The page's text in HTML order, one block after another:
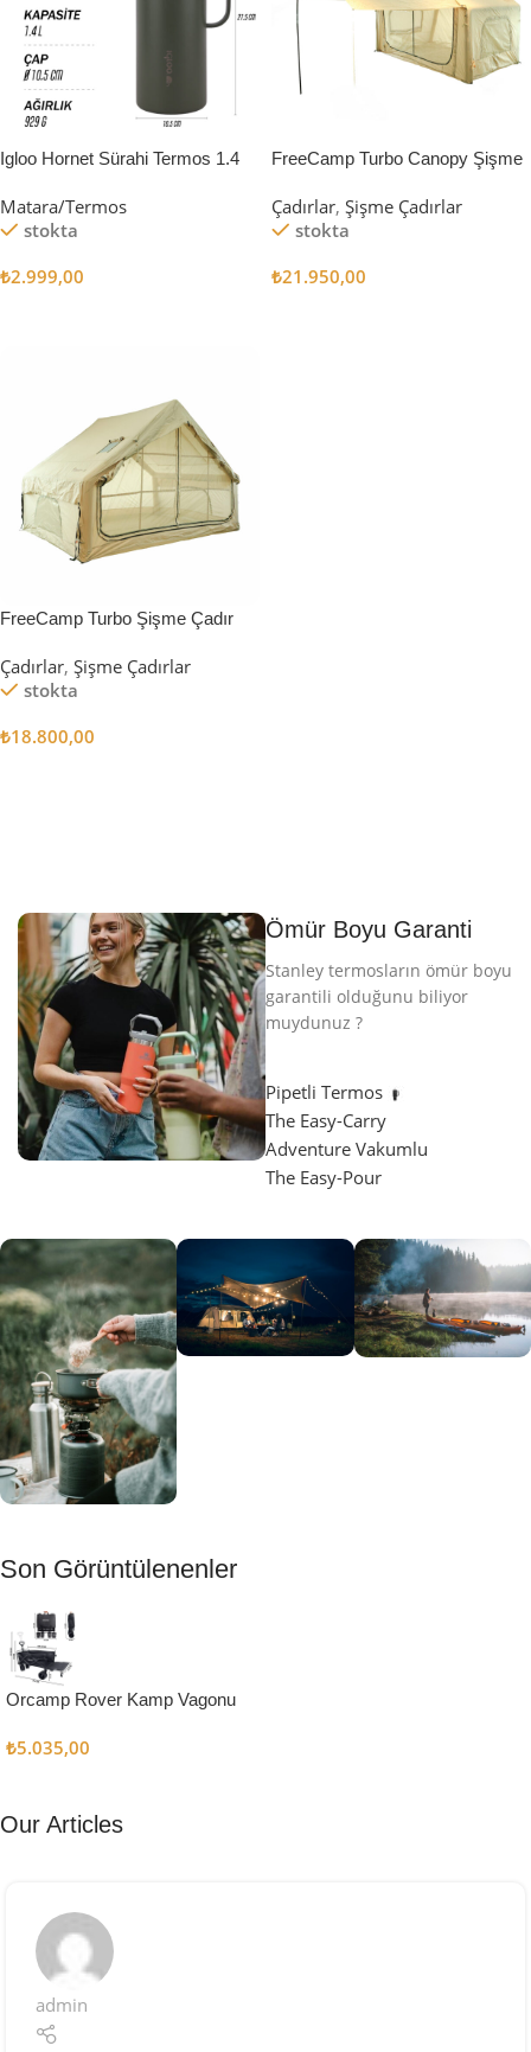
Igloo Hornet Sürahi Termos 1.4
Matara/Termos
stokta
₺2.999,00
FreeCamp Turbo Canopy Şişme
Çadırlar, Şişme Çadırlar
stokta
₺21.950,00
FreeCamp Turbo Şişme Çadır
Çadırlar, Şişme Çadırlar
stokta
₺18.800,00
Ömür Boyu Garanti
Stanley termosların ömür boyu
garantili olduğunu biliyor
muydunuz ?
Pipetli Termos
The Easy-Carry
Adventure Vakumlu
The Easy-Pour
Muftağı
Kampçı
Şefler İçin
Keşfet
Son Görüntülenenler
Orcamp Rover Kamp Vagonu
₺5.035,00
Our Articles
admin